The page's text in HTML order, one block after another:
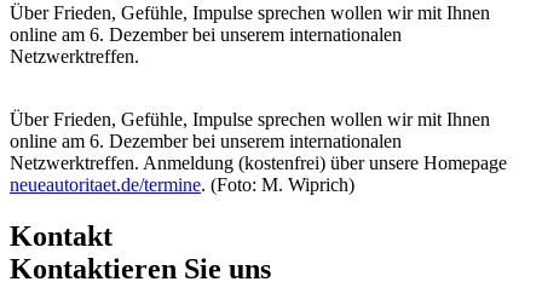
Über Frieden, Gefühle, Impulse sprechen wollen wir mit Ihnen
online am 6. Dezember bei unserem internationalen
Netzwerktreffen.
Über Frieden, Gefühle, Impulse sprechen wollen wir mit Ihnen
online am 6. Dezember bei unserem internationalen
Netzwerktreffen. Anmeldung (kostenfrei) über unsere Homepage
neueautoritaet.de/termine. (Foto: M. Wiprich)
Kontakt
Kontaktieren Sie uns